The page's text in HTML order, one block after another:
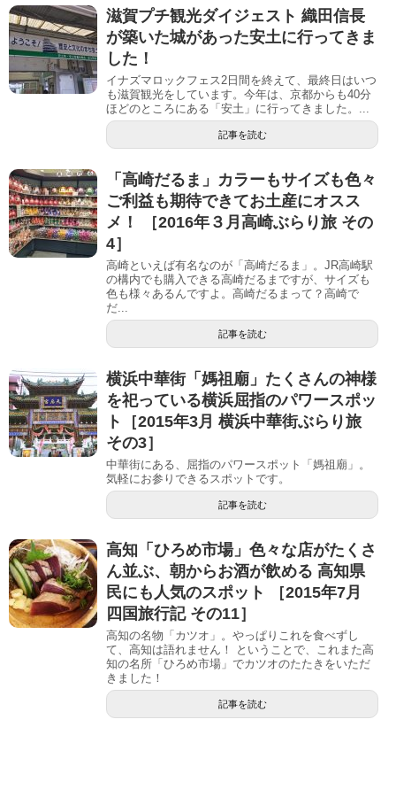
滋賀プチ観光ダイジェスト 織田信長
が築いた城があった安土に行ってきま
した！
イナズマロックフェス2日間を終えて、最終日はいつ
も滋賀観光をしています。今年は、京都からも40分
ほどのところにある「安土」に行ってきました。...
記事を読む
「高崎だるま」カラーもサイズも色々
ご利益も期待できてお土産にオスス
メ！ ［2016年３月高崎ぶらり旅 その
4］
高崎といえば有名なのが「高崎だるま」。JR高崎駅
の構内でも購入できる高崎だるまですが、サイズも
色も様々あるんですよ。高崎だるまって？高崎で
だ...
記事を読む
横浜中華街「媽祖廟」たくさんの神様
を祀っている横浜屈指のパワースポッ
ト［2015年3月 横浜中華街ぶらり旅
その3］
中華街にある、屈指のパワースポット「媽祖廟」。
気軽にお参りできるスポットです。
記事を読む
高知「ひろめ市場」色々な店がたくさ
ん並ぶ、朝からお酒が飲める 高知県
民にも人気のスポット ［2015年7月
四国旅行記 その11］
高知の名物「カツオ」。やっぱりこれを食べずし
て、高知は語れません！ ということで、これまた高
知の名所「ひろめ市場」でカツオのたたきをいただ
きました！
記事を読む